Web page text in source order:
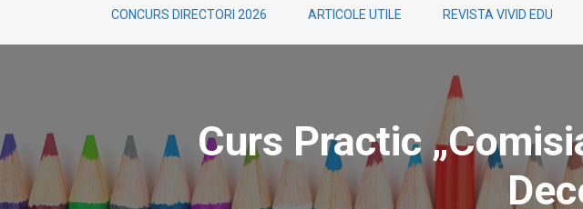
CONCURS DIRECTORI 2026 ARTICOLE UTILE REVISTA VIVID EDU
Curs Practic